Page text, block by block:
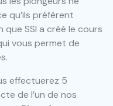
qu’ils préfèrent
SSI a créé le cours
vous permet de
effectuerez 5
de l’un de nos